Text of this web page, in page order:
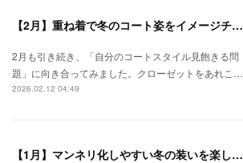
【2月】重ね着で冬のコート姿をイメージチェンジ
2月も引き続き、「自分のコートスタイル見飽きる問
題」に向き合ってみました。クローゼットをあれこ…
2026.02.12 04:49
【1月】マンネリ化しやすい冬の装いを楽しもう！